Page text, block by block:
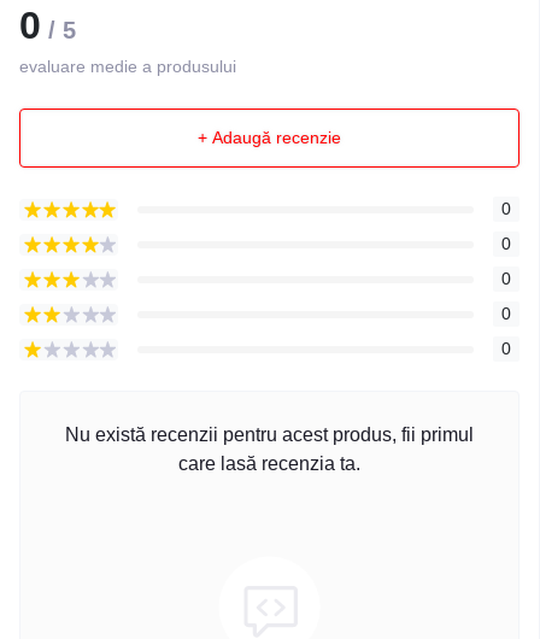
0 / 5
evaluare medie a produsului
+ Adaugă recenzie
0
0
0
0
0
Nu există recenzii pentru acest produs, fii primul
care lasă recenzia ta.